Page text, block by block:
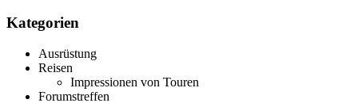
Kategorien
Ausrüstung
Reisen
Impressionen von Touren
Forumstreffen